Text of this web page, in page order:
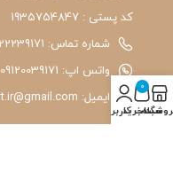
کد پستی : 1935754847
شماره تماس: 22239171-۰۲۱
واتس اپ: 09120039171
ایمیل: pharmafit.ir@gmail.com
0
سبد خرید
حساب کاربری من